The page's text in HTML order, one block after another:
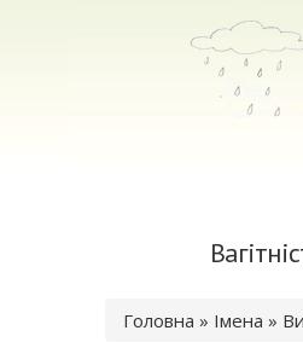
Ви є тут
Головна » Імена »